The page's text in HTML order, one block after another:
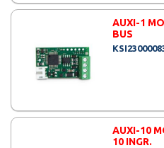
AUXI-1
BUS
AUXI-10
10 INGR.